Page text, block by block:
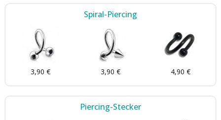
Spiral-Piercing
3,90 € 3,90 € 4,90 €
Piercing-Stecker